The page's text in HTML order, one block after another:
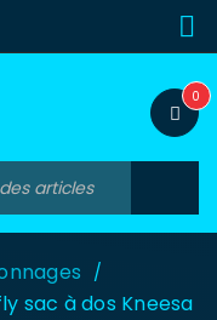
0
/
sac à dos Kneesa